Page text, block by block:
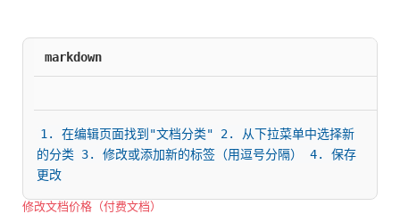
markdown
1. 在编辑页面找到"文档分类" 2. 从下拉菜单中选择新
的分类 3. 修改或添加新的标签（用逗号分隔） 4. 保存
更改
修改文档价格（付费文档）